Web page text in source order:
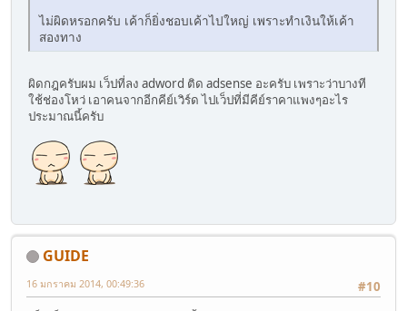
ไม่ผิดหรอกครับ เค้าก็ยิ่งชอบเค้าไปใหญ่ เพราะทำเงินให้เค้า
สองทาง
ผิดกฎครับผม เว็ปที่ลง adword ติด adsense อะครับ เพราะว่าบางที
ใช้ช่องโหว่ เอาคนจากอีกคีย์เวิร์ด ไปเว็ปที่มีคีย์ราคาแพงๆอะไร
ประมาณนี้ครับ
GUIDE
#10
16 มกราคม 2014, 00:49:36